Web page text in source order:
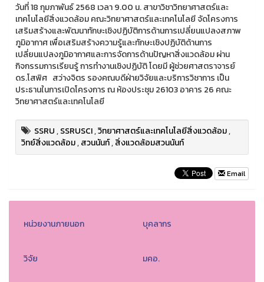
วันที่ 18 กุมภาพันธ์ 2568 เวลา 9.00 น. สาขาวิชาวิทยาศาสตร์และ
เทคโนโลยีสิ่งแวดล้อม คณะวิทยาศาสตร์และเทคโนโลยี จัดโครงการ
เสริมสร้างและพัฒนาทักษะเชิงปฏิบัติการด้านการเปลี่ยนแปลงสภาพ
ภูมิอากาศ เพื่อเสริมสร้างความรู้และทักษะเชิงปฏิบัติด้านการ
เปลี่ยนแปลงภูมิอากาศและการจัดการด้านปัญหาสิ่งแวดล้อม ผ่าน
กิจกรรมการเรียนรู้ การทำงานเชิงปฏิบัติ โดยมี ผู้ช่วยศาสตราจารย์
ดร.โสพิศ สว่างจิตร รองคณบดีฝ่ายวิจัยและบริการวิชาการ เป็น
ประธานในการเปิดโครงการ ณ ห้องประชุม 26103 อาคาร 26 คณะ
วิทยาศาสตร์และเทคโนโลยี
SSRU,SSRUSCI,วิทยาศาสตร์และเทคโนโลยีสิ่งแวดล้อม,
วิทย์สิ่งแวดล้อม,สวนนันท์,สิ่งแวดล้อมสวนนันท์
Email
หน่วยงานภายนอก บุคลากร
วิจัย มคอ.